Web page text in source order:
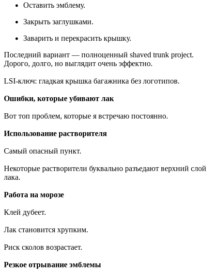
Оставить эмблему.
Закрыть заглушками.
Заварить и перекрасить крышку.
Последний вариант — полноценный shaved trunk project.
Дорого, долго, но выглядит очень эффектно.
LSI-ключ: гладкая крышка багажника без логотипов.
Ошибки, которые убивают лак
Вот топ проблем, которые я встречаю постоянно.
Использование растворителя
Самый опасный пункт.
Некоторые растворители буквально разъедают верхний слой
лака.
Работа на морозе
Клей дубеет.
Лак становится хрупким.
Риск сколов возрастает.
Резкое отрывание эмблемы